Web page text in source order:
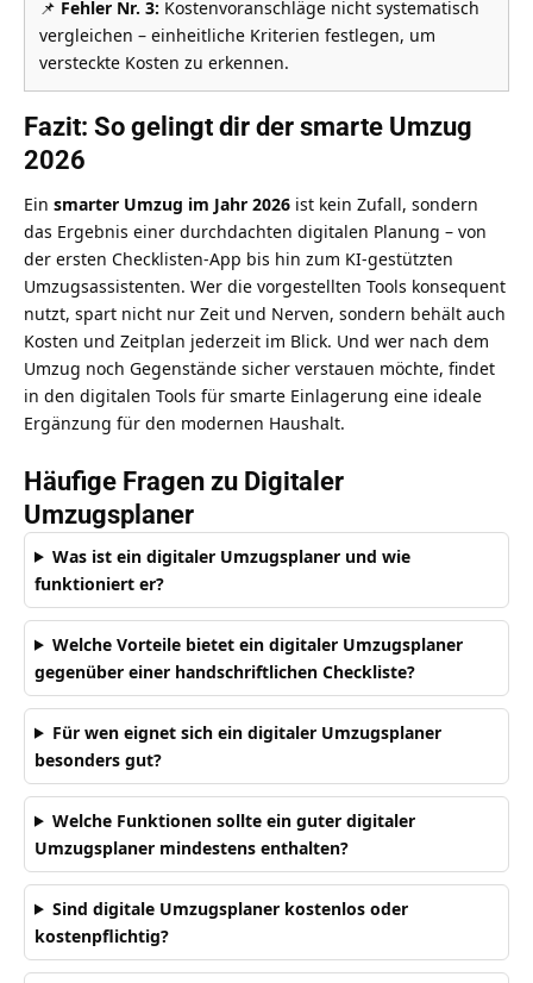
📌 Fehler Nr. 3: Kostenvoranschläge nicht systematisch
vergleichen – einheitliche Kriterien festlegen, um
versteckte Kosten zu erkennen.
Fazit: So gelingt dir der smarte Umzug
2026
Ein smarter Umzug im Jahr 2026 ist kein Zufall, sondern
das Ergebnis einer durchdachten digitalen Planung – von
der ersten Checklisten-App bis hin zum KI-gestützten
Umzugsassistenten. Wer die vorgestellten Tools konsequent
nutzt, spart nicht nur Zeit und Nerven, sondern behält auch
Kosten und Zeitplan jederzeit im Blick. Und wer nach dem
Umzug noch Gegenstände sicher verstauen möchte, findet
in den digitalen Tools für smarte Einlagerung eine ideale
Ergänzung für den modernen Haushalt.
Häufige Fragen zu Digitaler
Umzugsplaner
Was ist ein digitaler Umzugsplaner und wie
funktioniert er?
Welche Vorteile bietet ein digitaler Umzugsplaner
gegenüber einer handschriftlichen Checkliste?
Für wen eignet sich ein digitaler Umzugsplaner
besonders gut?
Welche Funktionen sollte ein guter digitaler
Umzugsplaner mindestens enthalten?
Sind digitale Umzugsplaner kostenlos oder
kostenpflichtig?